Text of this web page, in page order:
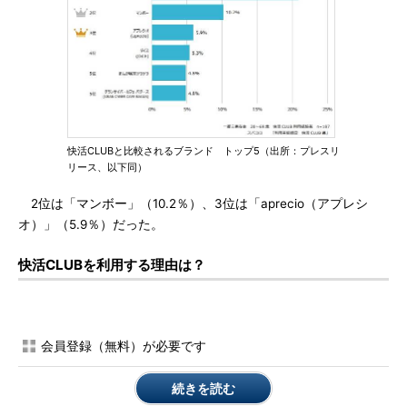
快活CLUBと比較されるブランド トップ5（出所：プレスリ
リース、以下同）
2位は「マンボー」（10.2％）、3位は「aprecio（アプレシ
オ）」（5.9％）だった。
快活CLUBを利用する理由は？
会員登録（無料）が必要です
続きを読む